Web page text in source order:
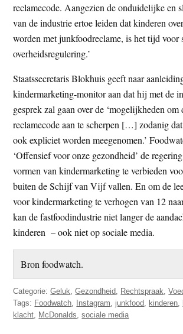
reclamecode. Aangezien de onduidelijke en
van de industrie ertoe leiden dat kinderen
worden met junkfoodreclame, is het tijd voor
overheidsregulering.’
Staatssecretaris Blokhuis geeft naar
kindermarketing-monitor aan dat hij met de
gesprek zal gaan over de ‘mogelijkheden om
reclamecode aan te scherpen […] zodanig
ook expliciet worden meegenomen.’
‘Offensief voor onze gezondheid’ de
vormen van kindermarketing te verbieden
buiten de Schijf van Vijf vallen. En om de
voor kindermarketing te verhogen van 12
kan de fastfoodindustrie niet langer de
kinderen – ook niet op sociale media.
Bron foodwatch.
Categorie:Geluk,Gezondheid, Rechtspraak,
Tags: Foodwatch, Instagram, junkfood, kinderen,
klacht, McDonalds,sociale media